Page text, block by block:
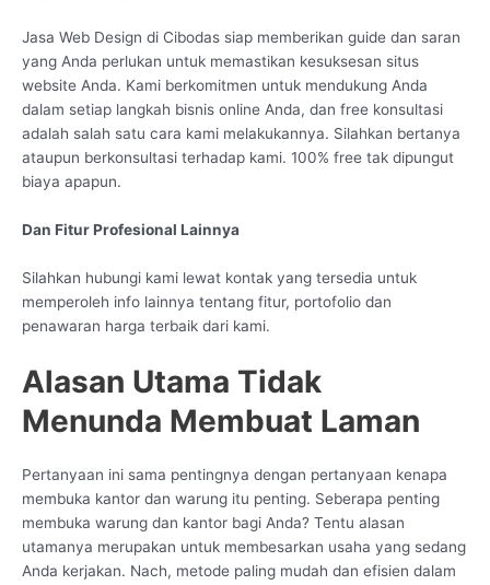
Jasa Web Design di Cibodas siap memberikan guide dan saran
yang Anda perlukan untuk memastikan kesuksesan situs
website Anda. Kami berkomitmen untuk mendukung Anda
dalam setiap langkah bisnis online Anda, dan free konsultasi
adalah salah satu cara kami melakukannya. Silahkan bertanya
ataupun berkonsultasi terhadap kami. 100% free tak dipungut
biaya apapun.
Dan Fitur Profesional Lainnya
Silahkan hubungi kami lewat kontak yang tersedia untuk
memperoleh info lainnya tentang fitur, portofolio dan
penawaran harga terbaik dari kami.
Alasan Utama Tidak
Menunda Membuat Laman
Pertanyaan ini sama pentingnya dengan pertanyaan kenapa
membuka kantor dan warung itu penting. Seberapa penting
membuka warung dan kantor bagi Anda? Tentu alasan
utamanya merupakan untuk membesarkan usaha yang sedang
Anda kerjakan. Nach, metode paling mudah dan efisien dalam